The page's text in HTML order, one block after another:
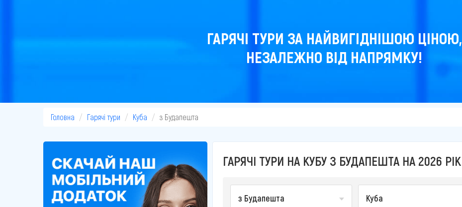
ГАРЯЧІ ТУРИ ЗА НАЙВИГІДНІШОЮ ЦІНОЮ,
НЕЗАЛЕЖНО ВІД НАПРЯМКУ!
Головна Гарячі тури Куба з Будапешта
ГАРЯЧІ ТУРИ НА КУБУ З БУДАПЕШТА НА 2026 РІК
з Будапешта Куба